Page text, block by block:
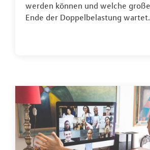
werden können und welche große
Ende der Doppelbelastung wartet.